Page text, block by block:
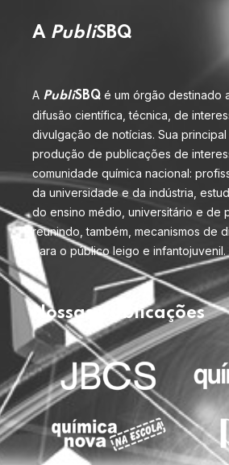
A PubliSBQ
A PubliSBQ é um órgão destinado
difusão científica, técnica, de
divulgação de notícias. Sua principal
produção de publicações de
comunidade química nacional:
da universidade e da indústria,
do ensino médio, universitário e de
reunindo, também, mecanismos de
para o público leigo e infantojuvenil.
Nossas publicações